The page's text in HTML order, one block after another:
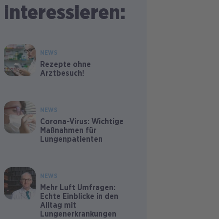
interessieren:
NEWS
Rezepte ohne
Arztbesuch!
NEWS
Corona-Virus: Wichtige
Maßnahmen für
Lungenpatienten
NEWS
Mehr Luft Umfragen:
Echte Einblicke in den
Alltag mit
Lungenerkrankungen